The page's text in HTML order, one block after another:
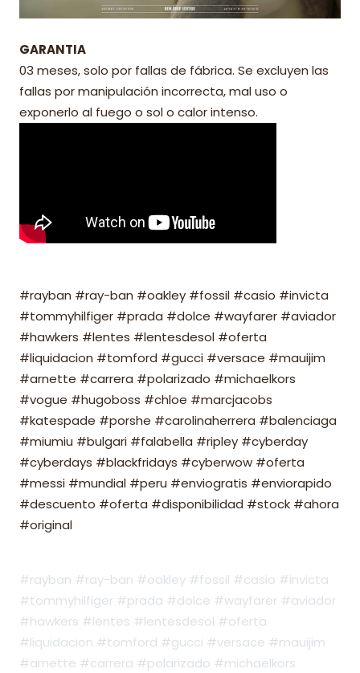
GARANTIA
03 meses, solo por fallas de fábrica. Se excluyen las
fallas por manipulación incorrecta, mal uso o
exponerlo al fuego o sol o calor intenso.
#rayban #ray-ban #oakley #fossil #casio #invicta
#tommyhilfiger #prada #dolce #wayfarer #aviador
#hawkers #lentes #lentesdesol #oferta
#liquidacion #tomford #gucci #versace #mauijim
#arnette #carrera #polarizado #michaelkors
#vogue #hugoboss #chloe #marcjacobs
#katespade #porshe #carolinaherrera #balenciaga
#miumiu #bulgari #falabella #ripley #cyberday
#cyberdays #blackfridays #cyberwow #oferta
#messi #mundial #peru #enviogratis #enviorapido
#descuento #oferta #disponibilidad #stock #ahora
#original
#rayban #ray-ban #oakley #fossil #casio #invicta
#tommyhilfiger #prada #dolce #wayfarer #aviador
#hawkers #lentes #lentesdesol #oferta
#liquidacion #tomford #gucci #versace #mauijim
#arnette #carrera #polarizado #michaelkors